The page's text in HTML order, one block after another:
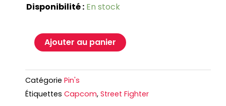
Disponibilité : En stock
Ajouter au panier
Catégorie Pin's
Étiquettes Capcom, Street Fighter